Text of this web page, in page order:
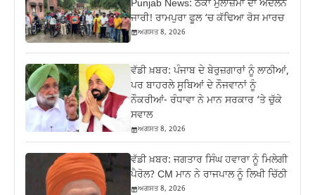
Punjab News: ਠੇਕਾ ਮੁਲਾਜ਼ਮਾਂ ਦਾ ਅੰਦੋਲਨ
ਜਾਰੀ! ਰਾਮਪੁਰਾ ਫੂਲ ‘ਚ ਕੱਢਿਆ ਰੋਸ ਮਾਰਚ
ਅਗਸਤ 8, 2026
ਵੱਡੀ ਖ਼ਬਰ: ਪੰਜਾਬ ਦੇ ਬੇਰੁਜ਼ਗਾਰਾਂ ਨੂੰ ਲਾਠੀਆਂ,
ਪਰ ਬਾਹਰਲੇ ਸੂਬਿਆਂ ਦੇ ਨੌਜਵਾਨਾਂ ਨੂੰ
ਨੌਕਰੀਆਂ- ਰੰਧਾਵਾ ਨੇ ਮਾਨ ਸਰਕਾਰ ‘ਤੇ ਚੁੱਕੇ
ਸਵਾਲ
ਅਗਸਤ 8, 2026
ਵੱਡੀ ਖ਼ਬਰ: ਜਗਤਾਰ ਸਿੰਘ ਹਵਾਰਾ ਨੂੰ ਮਿਲੇਗੀ
ਪੈਰੋਲ? CM ਮਾਨ ਨੇ ਰਾਜਪਾਲ ਨੂੰ ਲਿਖੀ ਚਿੱਠੀ
ਅਗਸਤ 8, 2026